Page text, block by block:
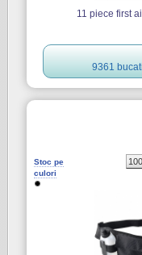
11 piece first
9361
Stoc pe
culori